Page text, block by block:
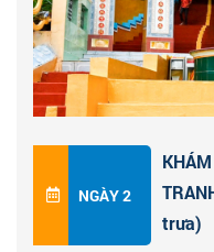
nhà hàng.
Đoàn Đến bến cảng,
lênTÀU CAO TỐCđể di
có thể thay đổi tùy
thông báo với khách
Đoàn đặt những
chuyển về khách sạn
NGÀY 2
trưa)